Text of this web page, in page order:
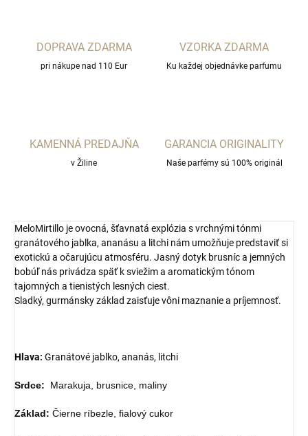
DOPRAVA ZDARMA
pri nákupe nad 110 Eur
VZORKA ZDARMA
Ku každej objednávke parfumu
KAMENNÁ PREDAJŇA
v Žiline
GARANCIA ORIGINALITY
Naše parfémy sú 100% originál
MeloMirtillo je ovocná, šťavnatá explózia s vrchnými tónmi
granátového jablka, ananásu a litchi nám umožňuje predstaviť si
exotickú a očarujúcu atmosféru. Jasný dotyk brusníc a jemných
bobúľ nás privádza späť k sviežim a aromatickým tónom
tajomných a tienistých lesných ciest.
Sladký, gurmánsky základ zaisťuje vôni maznanie a príjemnosť.
Hlava: Granátové jablko, ananás, litchi
Srdce: Marakuja, brusnice, maliny
Základ: Čierne ríbezle, fialový cukor